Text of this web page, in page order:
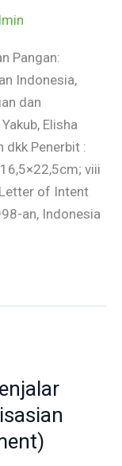
Pangan:
Indonesia,
dan
Elisha
dkk Penerbit :
viii
of Intent
an, Indonesia